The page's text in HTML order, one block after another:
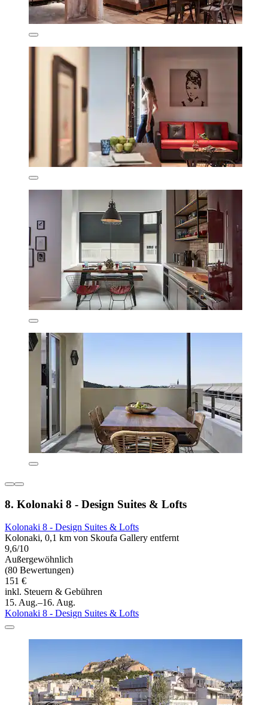
8. Kolonaki 8 - Design Suites & Lofts
Kolonaki 8 - Design Suites & Lofts
Kolonaki, 0,1 km von Skoufa Gallery entfernt
9,6/10
Außergewöhnlich
(80 Bewertungen)
151 €
inkl. Steuern & Gebühren
15. Aug.–16. Aug.
Kolonaki 8 - Design Suites & Lofts